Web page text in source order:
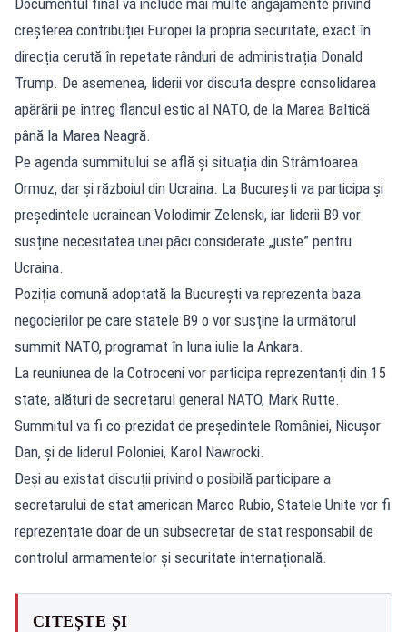
creșterea contribuției Europei la propria securitate, exact în
direcția cerută în repetate rânduri de administrația Donald
Trump. De asemenea, liderii vor discuta despre consolidarea
apărării pe întreg flancul estic al NATO, de la Marea Baltică
până la Marea Neagră.
Pe agenda summitului se află și situația din Strâmtoarea
Ormuz, dar și războiul din Ucraina. La București va participa și
președintele ucrainean Volodimir Zelenski, iar liderii B9 vor
susține necesitatea unei păci considerate „juste” pentru
Ucraina.
Poziția comună adoptată la București va reprezenta baza
negocierilor pe care statele B9 o vor susține la următorul
summit NATO, programat în luna iulie la Ankara.
La reuniunea de la Cotroceni vor participa reprezentanți din 15
state, alături de secretarul general NATO, Mark Rutte.
Summitul va fi co-prezidat de președintele României, Nicușor
Dan, și de liderul Poloniei, Karol Nawrocki.
Deși au existat discuții privind o posibilă participare a
secretarului de stat american Marco Rubio, Statele Unite vor fi
reprezentate doar de un subsecretar de stat responsabil de
controlul armamentelor și securitate internațională.
CITEȘTE ȘI